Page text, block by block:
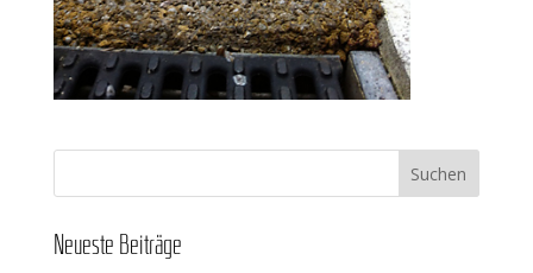
Neu­es­te Beiträge